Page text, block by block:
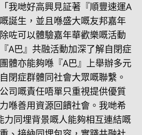
我哋好高興見証著『順豐速運A
誕生，並且喺盛大嘅友邦嘉年
咗可以體驗嘉年華歡樂嘅活動
A巴』共融活動加深了解自閉症
體亦能夠喺『A巴』上舉辦多元
閉症群體同社會大眾嘅聯繫。
司嘅責任唔單只重視提供優質
喺善用資源回饋社會。我哋希
力同埋背景嘅人能夠相互連結嘅